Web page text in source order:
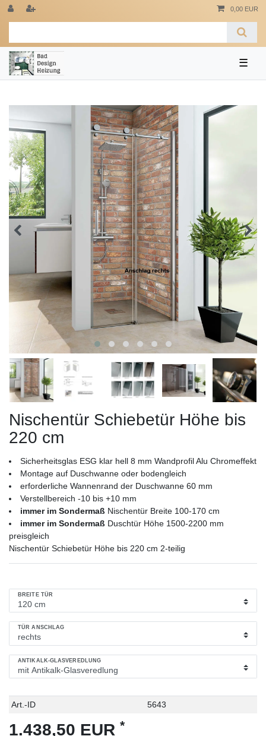
0,00 EUR
☰
Nischentür Schiebetür Höhe bis
220 cm
Sicherheitsglas ESG klar hell 8 mm Wandprofil Alu Chromeffekt
Montage auf Duschwanne oder bodengleich
erforderliche Wannenrand der Duschwanne 60 mm
Verstellbereich -10 bis +10 mm
immer im Sondermaß Nischentür Breite 100-170 cm
immer im Sondermaß Duschtür Höhe 1500-2200 mm
preisgleich
Nischentür Schiebetür Höhe bis 220 cm 2-teilig
BREITE TÜR
TÜR ANSCHLAG
ANTIKALK-GLASVEREDLUNG
Technisches
Wert
Art.-ID 5643
1.438,50 EUR *